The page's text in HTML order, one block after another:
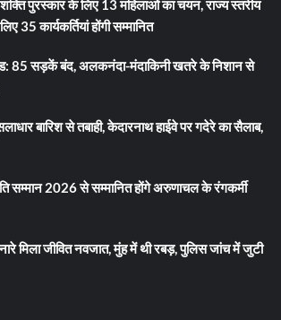
शक्ति पुरस्कार के लिए 13 महिलाओं का चयन, राज्य स्तरीय
35 कार्यकर्तियां होंगी सम्मानित
85 सड़कें बंद, अलकनंदा-मंदाकिनी खतरे के निशान से
बारिश से तबाही, केदारनाथ हाईवे पर गदेरे का सैलाब,
सम्मान 2026 से सम्मानित होंगे अरुणाचल के रंगकर्मी
मिला जीवित नवजात, मुंह में थी रबड़, पुलिस जांच में जुटी